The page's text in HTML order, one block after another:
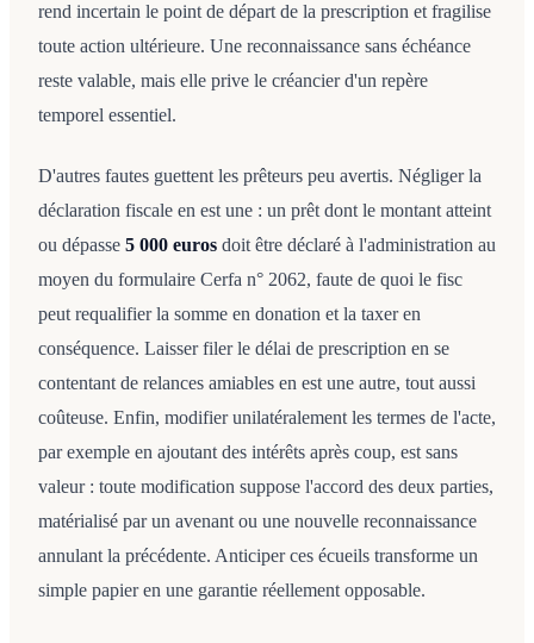
rend incertain le point de départ de la prescription et fragilise
toute action ultérieure. Une reconnaissance sans échéance
reste valable, mais elle prive le créancier d'un repère
temporel essentiel.
D'autres fautes guettent les prêteurs peu avertis. Négliger la
déclaration fiscale en est une : un prêt dont le montant atteint
ou dépasse 5 000 euros doit être déclaré à l'administration au
moyen du formulaire Cerfa n° 2062, faute de quoi le fisc
peut requalifier la somme en donation et la taxer en
conséquence. Laisser filer le délai de prescription en se
contentant de relances amiables en est une autre, tout aussi
coûteuse. Enfin, modifier unilatéralement les termes de l'acte,
par exemple en ajoutant des intérêts après coup, est sans
valeur : toute modification suppose l'accord des deux parties,
matérialisé par un avenant ou une nouvelle reconnaissance
annulant la précédente. Anticiper ces écueils transforme un
simple papier en une garantie réellement opposable.